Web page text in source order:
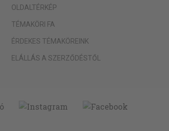
OLDALTÉRKÉP
TÉMAKÖRI FA
ÉRDEKES TÉMAKÖREINK
ELÁLLÁS A SZERZŐDÉSTŐL